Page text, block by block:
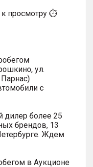
к просмотру ⏱
ул.
с
более 25
брендов, 13
Ждем
в Аукционе